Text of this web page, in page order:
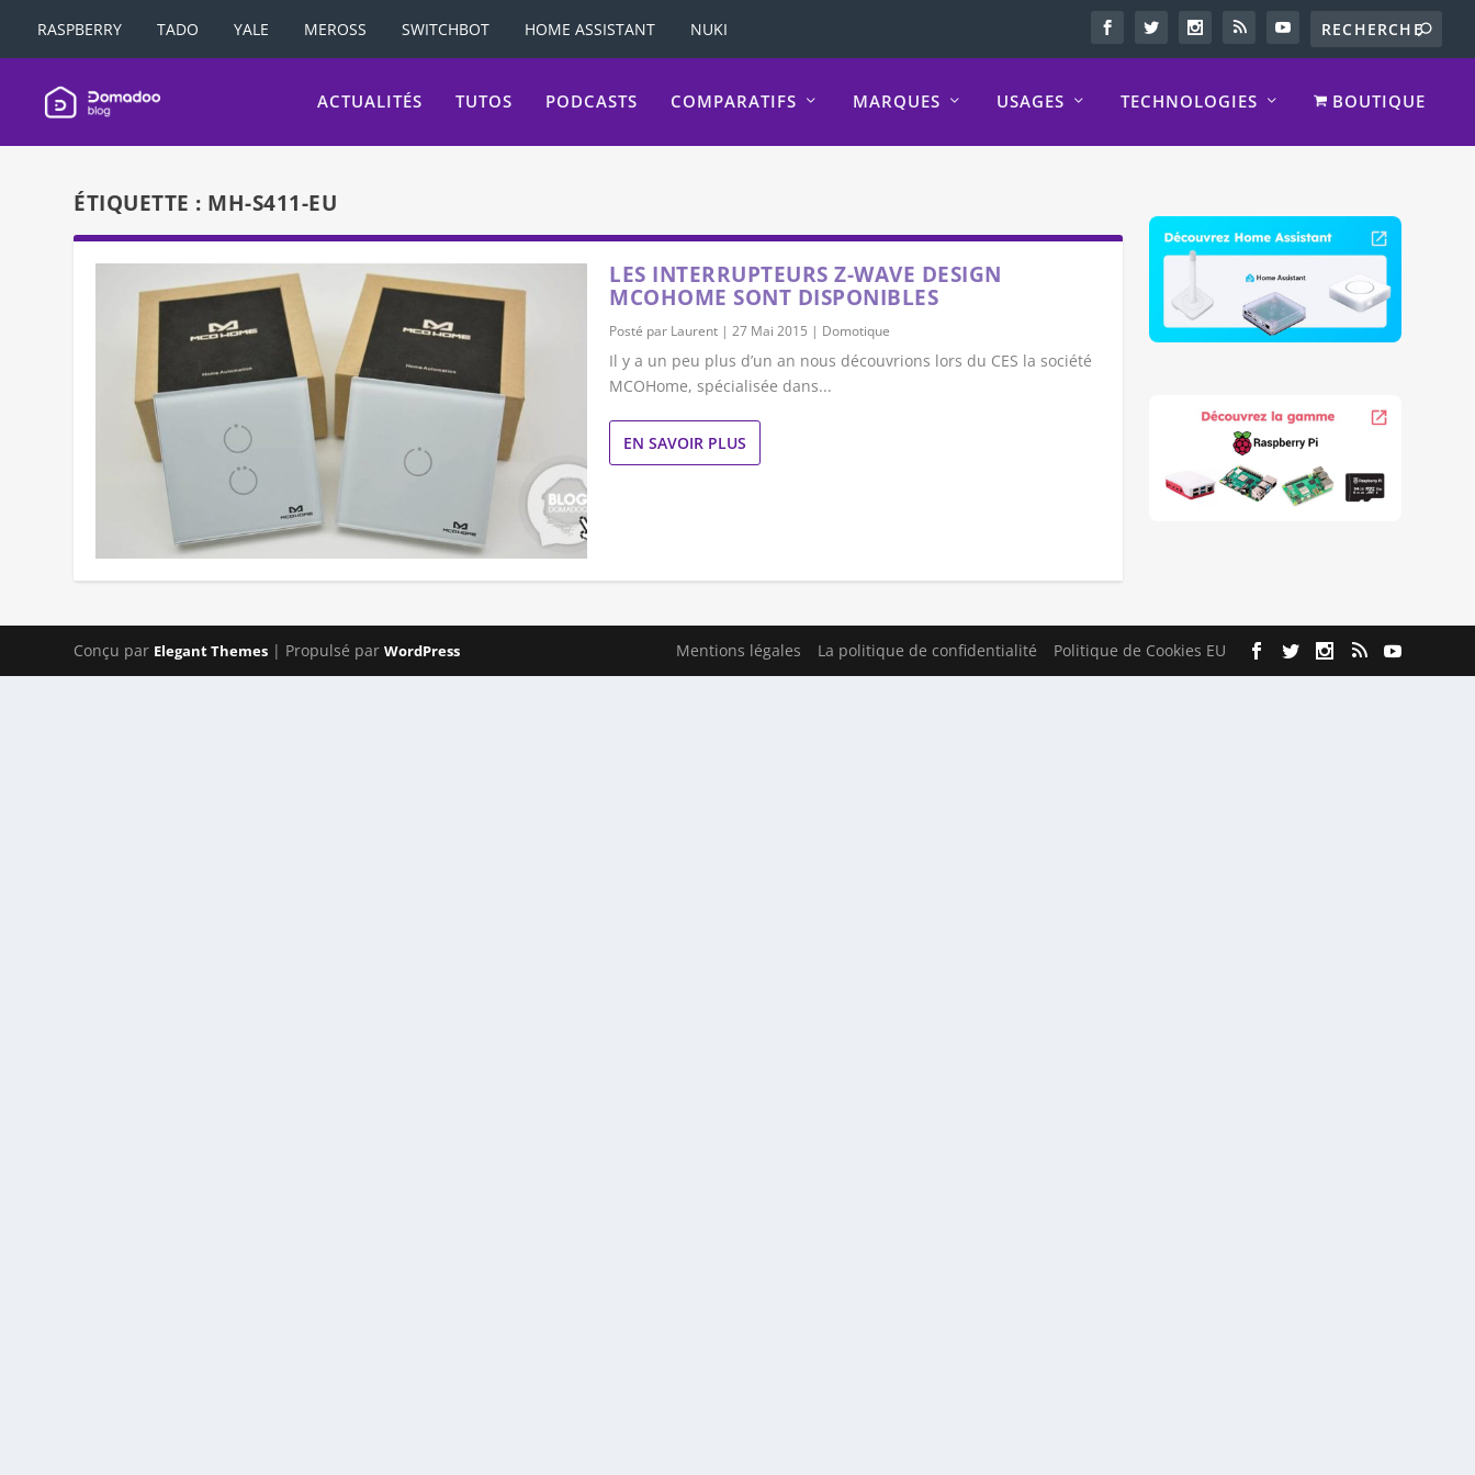
RASPBERRY TADO YALE MEROSS SWITCHBOT HOME ASSISTANT NUKI
ACTUALITÉS TUTOS PODCASTS COMPARATIFS MARQUES USAGES TECHNOLOGIES BOUTIQUE
ÉTIQUETTE : MH-S411-EU
LES INTERRUPTEURS Z-WAVE DESIGN
MCOHOME SONT DISPONIBLES
Posté par Laurent |27 Mai 2015 | Domotique
Il y a un peu plus d’un an nous découvrions lors du CES la société
MCOHome, spécialisée dans...
EN SAVOIR PLUS
Conçu par Elegant Themes | Propulsé parWordPress Mentions légales La politique de confidentialité Politique de Cookies EU